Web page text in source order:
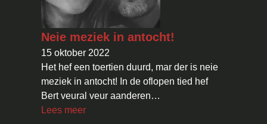
Neie meziek in antocht!
15 oktober 2022
Het hef een toertien duurd, mar der is neie
meziek in antocht! In de oflopen tied hef
Bert veural veur aanderen…
Lees meer